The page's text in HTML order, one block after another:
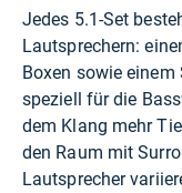
Jedes 5.1-Set
Lautsprechern:
Boxen sowie
speziell für die
dem Klang mehr
den Raum mit
Lautsprecher